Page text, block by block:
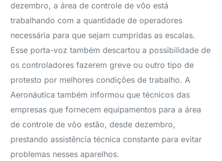
dezembro, a área de controle de vôo está
trabalhando com a quantidade de operadores
necessária para que sejam cumpridas as escalas.
Esse porta-voz também descartou a possibilidade de
os controladores fazerem greve ou outro tipo de
protesto por melhores condições de trabalho. A
Aeronáutica também informou que técnicos das
empresas que fornecem equipamentos para a área
de controle de vôo estão, desde dezembro,
prestando assistência técnica constante para evitar
problemas nesses aparelhos.